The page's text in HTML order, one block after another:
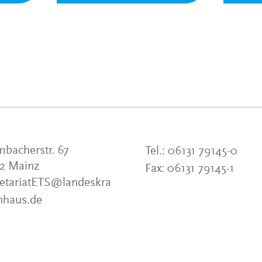
67
Mainz
@landeskra
Tel.: 06131 79145-0
Fax: 06131 79145-1